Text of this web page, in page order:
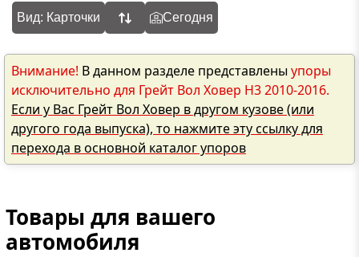
Вид: Карточки Сегодня
Внимание! В данном разделе представлены упоры
исключительно для Грейт Вол Ховер H3 2010-2016.
Если у Вас Грейт Вол Ховер в другом кузове (или
другого года выпуска), то нажмите эту ссылку для
перехода в основной каталог упоров
Товары для вашего
автомобиля